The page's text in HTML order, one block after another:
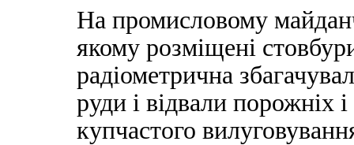
На промисловому
якому розміщені
радіометрична
руди і відвали порожніх
купчастого